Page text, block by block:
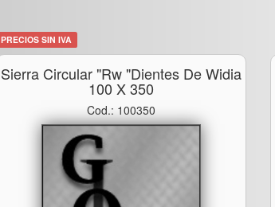
PRECIOS SIN IVA
Sierra Circular "rw "dientes De Widia
100 X 350
Cod.: 100350